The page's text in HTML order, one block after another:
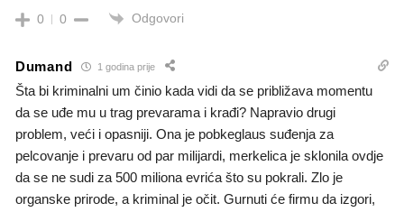
0 0 Odgovori
Dumand 1 godina prije
Šta bi kriminalni um činio kada vidi da se približava momentu
da se uđe mu u trag prevarama i krađi? Napravio drugi
problem, veći i opasniji. Ona je pobkeglaus suđenja za
pelcovanje i prevaru od par milijardi, merkelica je sklonila ovdje
da se ne sudi za 500 miliona evrića što su pokrali. Zlo je
organske prirode, a kriminal je očit. Gurnuti će firmu da izgori,